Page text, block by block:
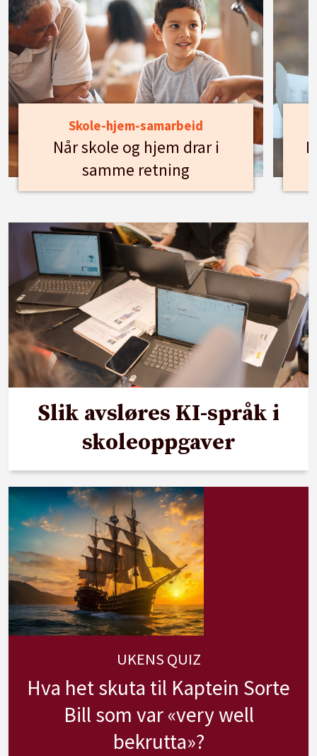
Skole-hjem-samarbeid
Når skole og hjem drar i
samme retning
Slik avsløres KI-språk i
skoleoppgaver
UKENS QUIZ
Hva het skuta til Kaptein Sorte
Bill som var «very well
bekrutta»?